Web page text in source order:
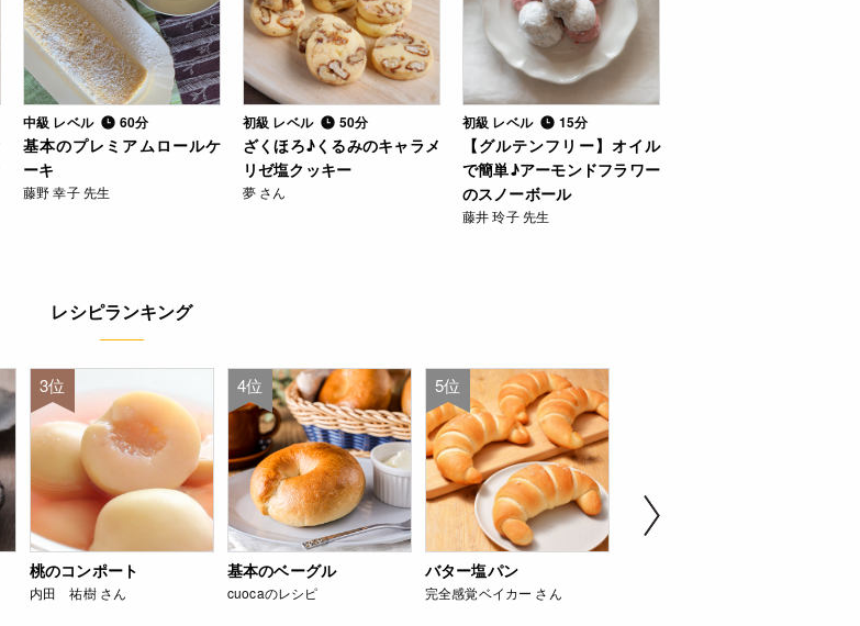
中級 レベル 60分
基本のプレミアムロールケ
ーキ
藤野 幸子 先生
初級 レベル 50分
ざくほろ♪くるみのキャラメ
リゼ塩クッキー
夢 さん
初級 レベル 15分
【グルテンフリー】オイル
で簡単♪アーモンドフラワー
のスノーボール
藤井 玲子 先生
レシピランキング
3位
桃のコンポート
内田 祐樹 さん
4位
基本のベーグル
cuocaのレシピ
5位
バター塩パン
完全感覚ベイカー さん